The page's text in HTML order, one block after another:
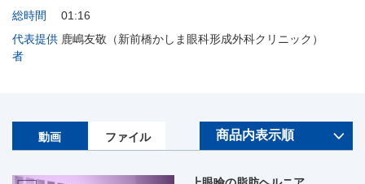
総時間
01:16
代表提供
者
鹿嶋友敬（新前橋かしま眼科形成外科クリニック）
動画 ファイル